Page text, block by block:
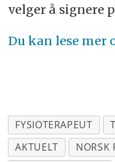
velger å signere
Du kan lese mer
FYSIOTERAPEUT
AKTUELT
NORSK